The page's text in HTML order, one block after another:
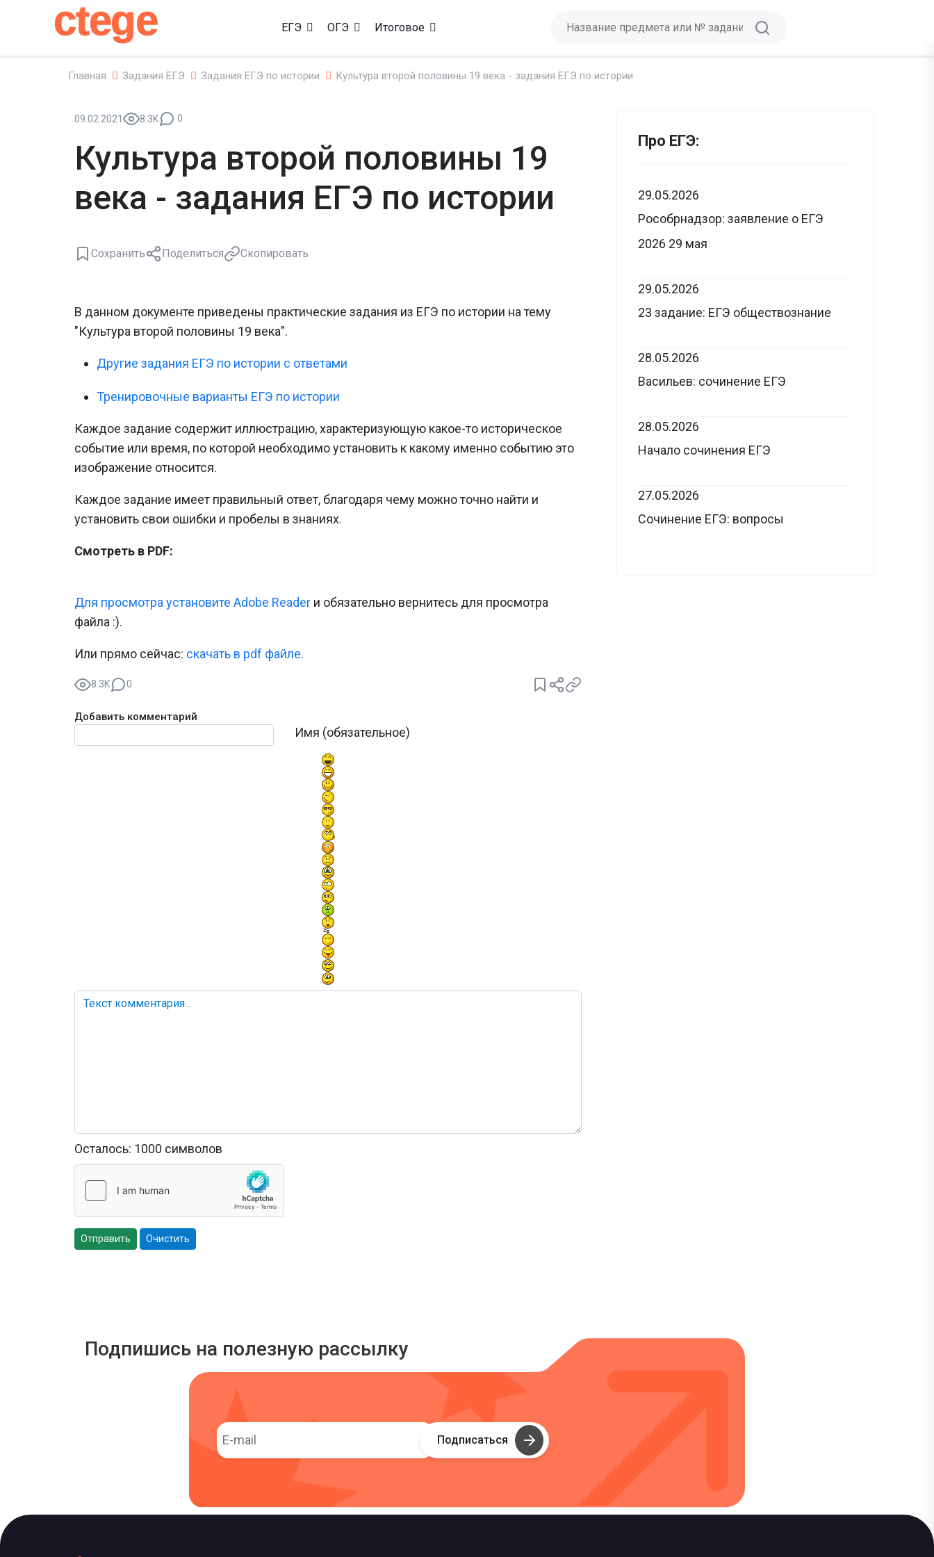
ctege ЕГЭ ОГЭ Итоговое
Главная Задания ЕГЭ Задания ЕГЭ по истории Культура второй половины 19 века - задания ЕГЭ по истории
09.02.2021 8.3K 0
Культура второй половины 19
века - задания ЕГЭ по истории
Сохранить Поделиться Скопировать
В данном документе приведены практические задания из ЕГЭ по истории на тему
"Культура второй половины 19 века".
Другие задания ЕГЭ по истории с ответами
Тренировочные варианты ЕГЭ по истории
Каждое задание содержит иллюстрацию, характеризующую какое-то историческое
событие или время, по которой необходимо установить к какому именно событию это
изображение относится.
Каждое задание имеет правильный ответ, благодаря чему можно точно найти и
установить свои ошибки и пробелы в знаниях.
Смотреть в PDF:
Для просмотра установите Adobe Reader и обязательно вернитесь для просмотра
файла :).
Или прямо сейчас: cкачать в pdf файле.
8.3K 0
Добавить комментарий
Имя (обязательное)
Текст комментария
Осталось: 1000 символов
Отправить Очистить
Про ЕГЭ:
29.05.2026
Рособрнадзор: заявление о ЕГЭ
2026 29 мая
29.05.2026
23 задание: ЕГЭ обществознание
28.05.2026
Васильев: сочинение ЕГЭ
28.05.2026
Начало сочинения ЕГЭ
27.05.2026
Сочинение ЕГЭ: вопросы
Подпишись на полезную рассылку
Подписаться